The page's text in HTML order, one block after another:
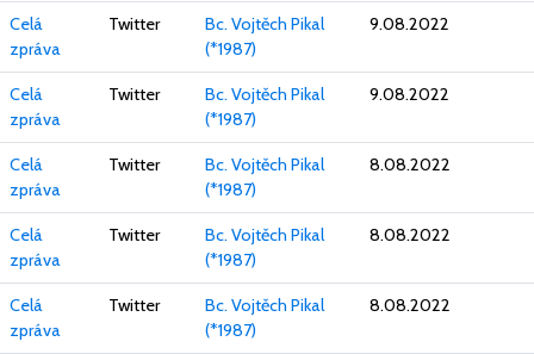
Celá
zpráva
Twitter
Bc. Vojtěch Pikal
(*1987)
9.08.2022
Celá
zpráva
Twitter
Bc. Vojtěch Pikal
(*1987)
9.08.2022
Celá
zpráva
Twitter
Bc. Vojtěch Pikal
(*1987)
8.08.2022
Celá
zpráva
Twitter
Bc. Vojtěch Pikal
(*1987)
8.08.2022
Celá
zpráva
Twitter
Bc. Vojtěch Pikal
(*1987)
8.08.2022